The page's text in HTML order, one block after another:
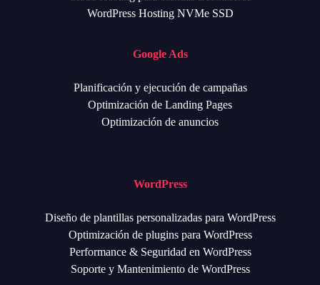
WordPress Hosting NVMe SSD
Google Ads
Planificación y ejecución de campañas
Optimización de Landing Pages
Optimización de anuncios
WordPress
Diseño de plantillas personalizadas para WordPress
Optimización de plugins para WordPress
Performance & Seguridad en WordPress
Soporte y Mantenimiento de WordPress